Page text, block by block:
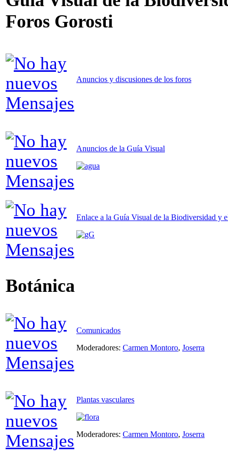
Foros Gorosti
Anuncios y discusiones de los foros
Anuncios de la Guía Visual
Enlace a la Guía Visual de la Biodiversidad y
Botánica
Comunicados
Moderadores: Carmen Montoro, Joserra
Plantas vasculares
Moderadores: Carmen Montoro, Joserra